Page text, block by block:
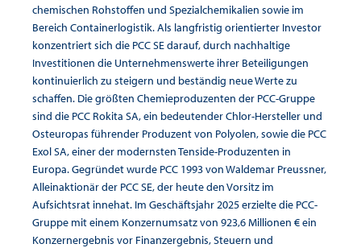
chemischen Rohstoffen und Spezialchemikalien sowie im
Bereich Containerlogistik. Als langfristig orientierter Investor
konzentriert sich die PCC SE darauf, durch nachhaltige
Investitionen die Unternehmenswerte ihrer Beteiligungen
kontinuierlich zu steigern und beständig neue Werte zu
schaffen. Die größten Chemieproduzenten der PCC-Gruppe
sind die PCC Rokita SA, ein bedeutender Chlor-Hersteller und
Osteuropas führender Produzent von Polyolen, sowie die PCC
Exol SA, einer der modernsten Tenside-Produzenten in
Europa. Gegründet wurde PCC 1993 von Waldemar Preussner,
Alleinaktionär der PCC SE, der heute den Vorsitz im
Aufsichtsrat innehat. Im Geschäftsjahr 2025 erzielte die PCC-
Gruppe mit einem Konzernumsatz von 923,6 Millionen € ein
Konzernergebnis vor Finanzergebnis, Steuern und